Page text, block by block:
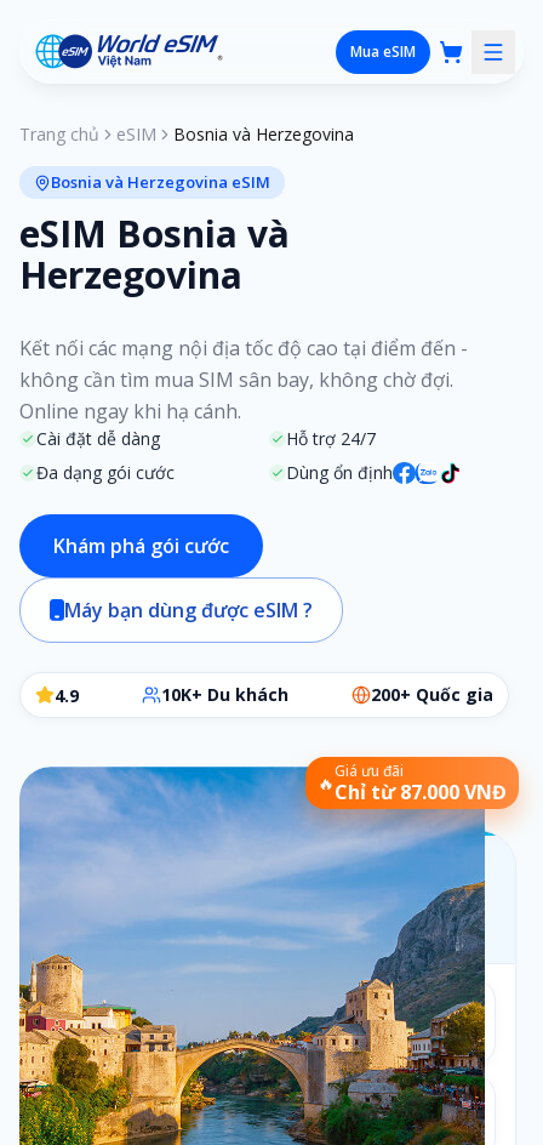
Mua eSIM
Trang chủ eSIM Bosnia và Herzegovina
Bosnia và Herzegovina eSIM
eSIM Bosnia và
Herzegovina
Kết nối các mạng nội địa tốc độ cao tại điểm đến -
không cần tìm mua SIM sân bay, không chờ đợi.
Online ngay khi hạ cánh.
Cài đặt dễ dàng
Hỗ trợ 24/7
Đa dạng gói cước
Dùng ổn định
Khám phá gói cước
Máy bạn dùng được eSIM ?
4.9 10K+ Du khách 200+ Quốc gia
🔥Giá ưu đãi
Chỉ từ 87.000 VNĐ
Chọn gói eSIM phù hợp
1 ngày Theo ngày
1
Số ngày
1ngày
2
Loại gói
Theo ngày